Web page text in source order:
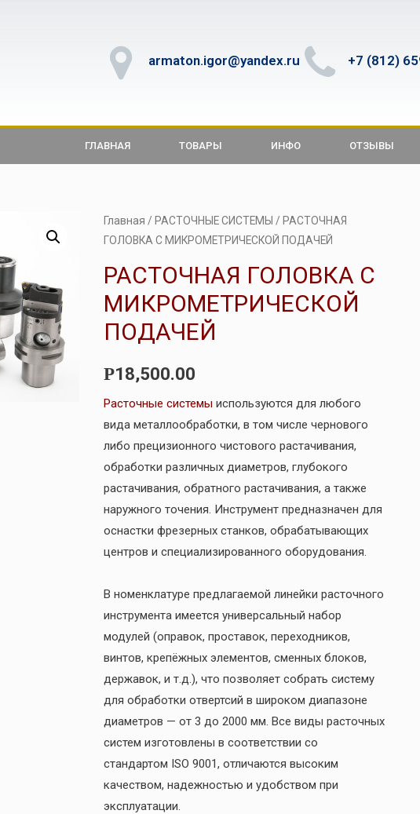
armaton.igor@yandex.ru +7 (812)
ГЛАВНАЯ ТОВАРЫ ИНФО ОТЗЫВЫ
Главная / РАСТОЧНЫЕ СИСТЕМЫ / РАСТОЧНАЯ
ГОЛОВКА С МИКРОМЕТРИЧЕСКОЙ ПОДАЧЕЙ
РАСТОЧНАЯ ГОЛОВКА С
МИКРОМЕТРИЧЕСКОЙ
ПОДАЧЕЙ
Р18,500.00
Расточные системы используются для любого
вида металлообработки, в том числе чернового
либо прецизионного чистового растачивания,
обработки различных диаметров, глубокого
растачивания, обратного растачивания, а также
наружного точения. Инструмент предназначен для
оснастки фрезерных станков, обрабатывающих
центров и специализированного оборудования.
В номенклатуре предлагаемой линейки расточного
инструмента имеется универсальный набор
модулей (оправок, проставок, переходников,
винтов, крепёжных элементов, сменных блоков,
державок, и т.д.), что позволяет собрать систему
для обработки отвертсий в широком диапазоне
диаметров — от 3 до 2000 мм. Все виды расточных
систем изготовлены в соответствии со
стандартом ISO 9001, отличаются высоким
качеством, надежностью и удобством при
эксплуатации.